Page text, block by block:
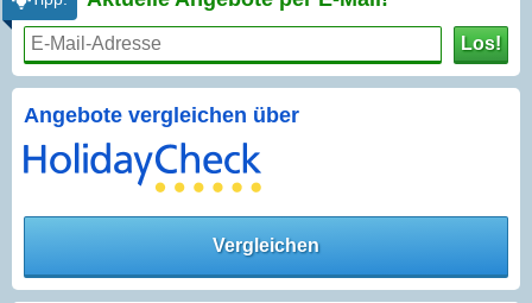
Los!
Angebote vergleichen über
Vergleichen